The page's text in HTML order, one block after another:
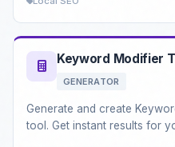
Keyword Modifier
GENERATOR
Generate and create Keyword Modifier
tool. Get instant results for